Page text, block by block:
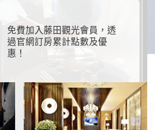
免費加入藤田觀光會員，透
過官網訂房累計點數及優
惠！